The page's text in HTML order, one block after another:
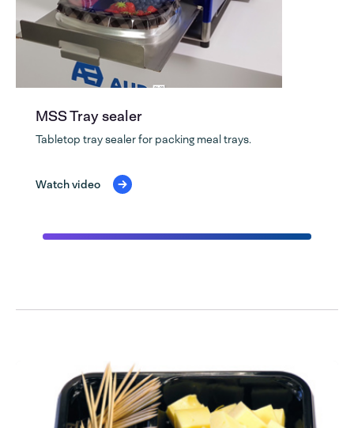
MSS Tray sealer
Tabletop tray sealer for packing meal trays.
Watch video